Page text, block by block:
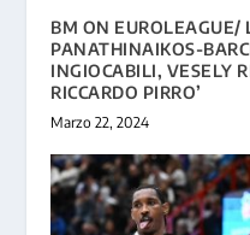
BM ON EUROLEAGUE/
PANATHINAIKOS-
INGIOCABILI, VESELY
RICCARDO PIRRO’
Marzo 22, 2024